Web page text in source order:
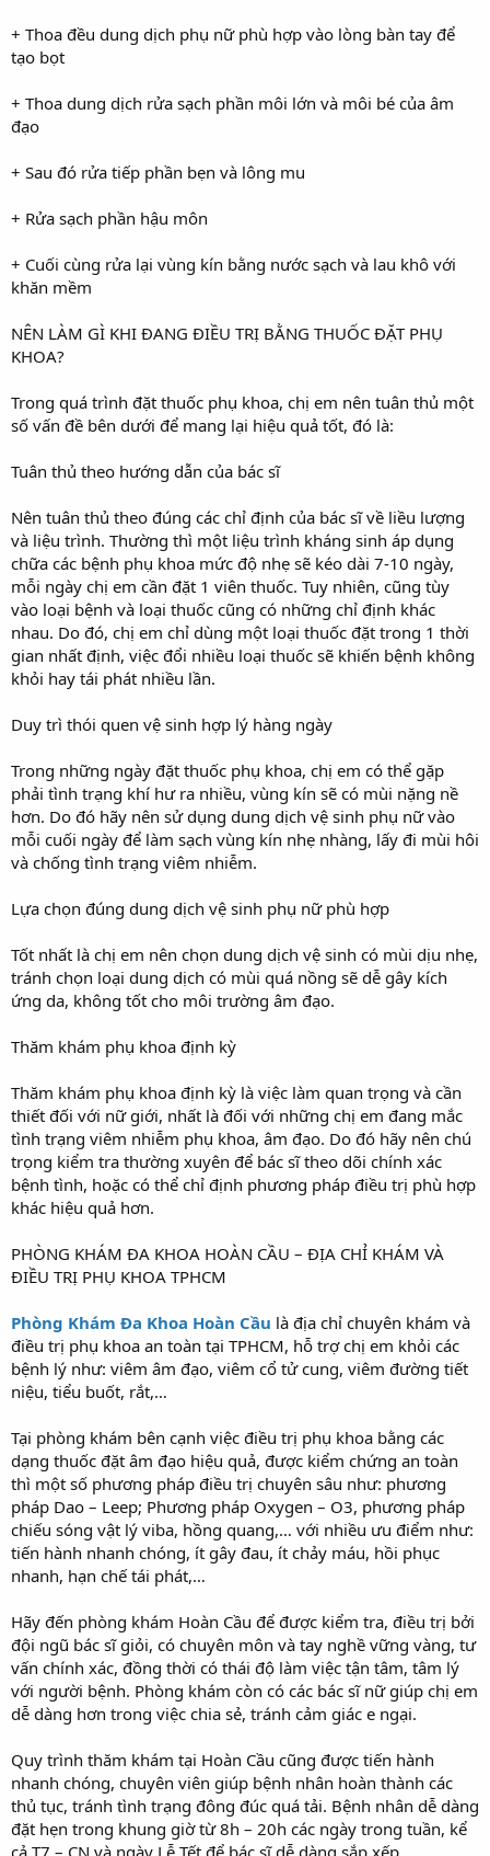
+ Thoa đều dung dịch phụ nữ phù hợp vào lòng bàn tay để
tạo bọt
+ Thoa dung dịch rửa sạch phần môi lớn và môi bé của âm
đạo
+ Sau đó rửa tiếp phần bẹn và lông mu
+ Rửa sạch phần hậu môn
+ Cuối cùng rửa lại vùng kín bằng nước sạch và lau khô với
khăn mềm
NÊN LÀM GÌ KHI ĐANG ĐIỀU TRỊ BẰNG THUỐC ĐẶT PHỤ
KHOA?
Trong quá trình đặt thuốc phụ khoa, chị em nên tuân thủ một
số vấn đề bên dưới để mang lại hiệu quả tốt, đó là:
Tuân thủ theo hướng dẫn của bác sĩ
Nên tuân thủ theo đúng các chỉ định của bác sĩ về liều lượng
và liệu trình. Thường thì một liệu trình kháng sinh áp dụng
chữa các bệnh phụ khoa mức độ nhẹ sẽ kéo dài 7-10 ngày,
mỗi ngày chị em cần đặt 1 viên thuốc. Tuy nhiên, cũng tùy
vào loại bệnh và loại thuốc cũng có những chỉ định khác
nhau. Do đó, chị em chỉ dùng một loại thuốc đặt trong 1 thời
gian nhất định, việc đổi nhiều loại thuốc sẽ khiến bệnh không
khỏi hay tái phát nhiều lần.
Duy trì thói quen vệ sinh hợp lý hàng ngày
Trong những ngày đặt thuốc phụ khoa, chị em có thể gặp
phải tình trạng khí hư ra nhiều, vùng kín sẽ có mùi nặng nề
hơn. Do đó hãy nên sử dụng dung dịch vệ sinh phụ nữ vào
mỗi cuối ngày để làm sạch vùng kín nhẹ nhàng, lấy đi mùi hôi
và chống tình trạng viêm nhiễm.
Lựa chọn đúng dung dịch vệ sinh phụ nữ phù hợp
Tốt nhất là chị em nên chọn dung dịch vệ sinh có mùi dịu nhẹ,
tránh chọn loại dung dịch có mùi quá nồng sẽ dễ gây kích
ứng da, không tốt cho môi trường âm đạo.
Thăm khám phụ khoa định kỳ
Thăm khám phụ khoa định kỳ là việc làm quan trọng và cần
thiết đối với nữ giới, nhất là đối với những chị em đang mắc
tình trạng viêm nhiễm phụ khoa, âm đạo. Do đó hãy nên chú
trọng kiểm tra thường xuyên để bác sĩ theo dõi chính xác
bệnh tình, hoặc có thể chỉ định phương pháp điều trị phù hợp
khác hiệu quả hơn.
PHÒNG KHÁM ĐA KHOA HOÀN CẦU – ĐỊA CHỈ KHÁM VÀ
ĐIỀU TRỊ PHỤ KHOA TPHCM
Phòng Khám Đa Khoa Hoàn Cầu là địa chỉ chuyên khám và
điều trị phụ khoa an toàn tại TPHCM, hỗ trợ chị em khỏi các
bệnh lý như: viêm âm đạo, viêm cổ tử cung, viêm đường tiết
niệu, tiểu buốt, rắt,…
Tại phòng khám bên cạnh việc điều trị phụ khoa bằng các
dạng thuốc đặt âm đạo hiệu quả, được kiểm chứng an toàn
thì một số phương pháp điều trị chuyên sâu như: phương
pháp Dao – Leep; Phương pháp Oxygen – O3, phương pháp
chiếu sóng vật lý viba, hồng quang,… với nhiều ưu điểm như:
tiến hành nhanh chóng, ít gây đau, ít chảy máu, hồi phục
nhanh, hạn chế tái phát,…
Hãy đến phòng khám Hoàn Cầu để được kiểm tra, điều trị bởi
đội ngũ bác sĩ giỏi, có chuyên môn và tay nghề vững vàng, tư
vấn chính xác, đồng thời có thái độ làm việc tận tâm, tâm lý
với người bệnh. Phòng khám còn có các bác sĩ nữ giúp chị em
dễ dàng hơn trong việc chia sẻ, tránh cảm giác e ngại.
Quy trình thăm khám tại Hoàn Cầu cũng được tiến hành
nhanh chóng, chuyên viên giúp bệnh nhân hoàn thành các
thủ tục, tránh tình trạng đông đúc quá tải. Bệnh nhân dễ dàng
đặt hẹn trong khung giờ từ 8h – 20h các ngày trong tuần, kể
cả T7 – CN và ngày Lễ Tết để bác sĩ dễ dàng sắp xếp.